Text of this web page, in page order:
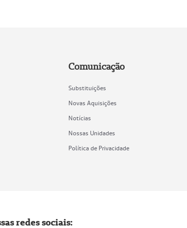
Comunicação
Substituições
Novas Aquisições
Notícias
Nossas Unidades
Política de Privacidade
redes sociais: